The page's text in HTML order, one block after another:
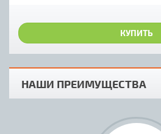
КУПИТЬ
НАШИ ПРЕИМУЩЕСТВА